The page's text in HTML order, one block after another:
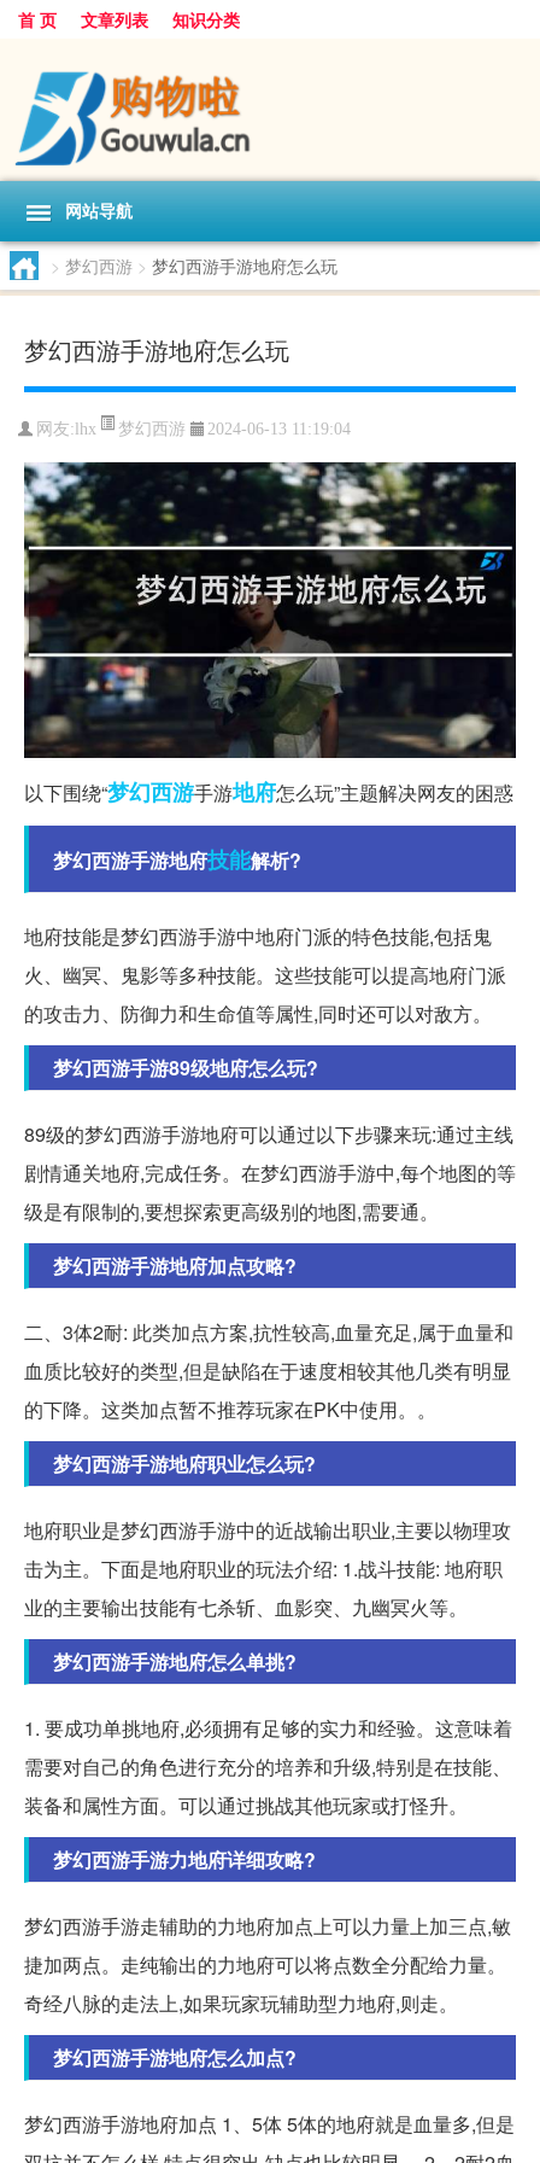
首 页 文章列表 知识分类
网站导航
> 梦幻西游 > 梦幻西游手游地府怎么玩
梦幻西游手游地府怎么玩
网友:lhx 梦幻西游 2024-06-13 11:19:04
以下围绕“梦幻西游手游地府怎么玩”主题解决网友的困惑
梦幻西游手游地府技能解析?
地府技能是梦幻西游手游中地府门派的特色技能,包括鬼
火、幽冥、鬼影等多种技能。这些技能可以提高地府门派
的攻击力、防御力和生命值等属性,同时还可以对敌方。
梦幻西游手游89级地府怎么玩?
89级的梦幻西游手游地府可以通过以下步骤来玩:通过主线
剧情通关地府,完成任务。在梦幻西游手游中,每个地图的等
级是有限制的,要想探索更高级别的地图,需要通。
梦幻西游手游地府加点攻略?
二、3体2耐: 此类加点方案,抗性较高,血量充足,属于血量和
血质比较好的类型,但是缺陷在于速度相较其他几类有明显
的下降。这类加点暂不推荐玩家在PK中使用。。
梦幻西游手游地府职业怎么玩?
地府职业是梦幻西游手游中的近战输出职业,主要以物理攻
击为主。下面是地府职业的玩法介绍: 1.战斗技能: 地府职
业的主要输出技能有七杀斩、血影突、九幽冥火等。
梦幻西游手游地府怎么单挑?
1. 要成功单挑地府,必须拥有足够的实力和经验。这意味着
需要对自己的角色进行充分的培养和升级,特别是在技能、
装备和属性方面。可以通过挑战其他玩家或打怪升。
梦幻西游手游力地府详细攻略?
梦幻西游手游走辅助的力地府加点上可以力量上加三点,敏
捷加两点。走纯输出的力地府可以将点数全分配给力量。
奇经八脉的走法上,如果玩家玩辅助型力地府,则走。
梦幻西游手游地府怎么加点?
梦幻西游手游地府加点 1、5体 5体的地府就是血量多,但是